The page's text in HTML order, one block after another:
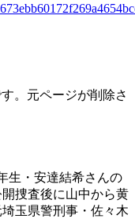
。元ページが削除さ
生・安達結希さんの
捜査後に山中から黄
玉県警刑事・佐々木